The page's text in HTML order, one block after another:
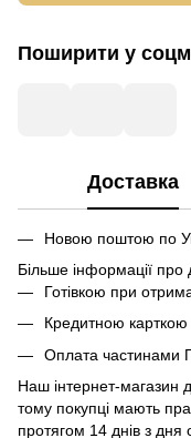
Поширити у
Доставка
Новою поштою по
Більше інформації про
Готівкою при
Кредитною карткою
Оплата частинами
Наш інтернет-магазин
тому покупці мають
протягом 14 днів з